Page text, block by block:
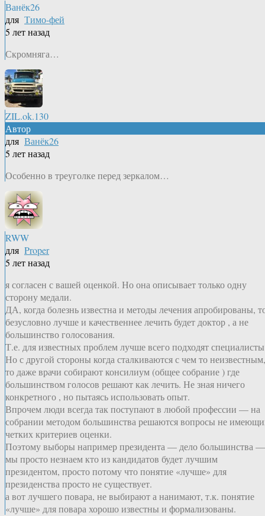
Ванёк26
для Тимо-фей
5 лет назад
Скромняга…
ZIL.ok.130
Автор
для Ванёк26
5 лет назад
Особенно в треуголке перед зеркалом…
RWW
для Proper
5 лет назад
я согласен с вашей оценкой. Но она описывает только одну
сторону медали.
ДА, когда болезнь известна и методы лечения апробированы,
безусловно лучше и качественнее лечить будет доктор , а не
большинство голосования.
Т.е. для известных проблем лучше всего подходят
Но с другой стороны когда сталкиваются с чем то неизвестным,
то даже врачи собирают консилиум (общее собрание ) где
большинством голосов решают как лечить. Не зная ничего
конкретного , но пытаясь использовать опыт.
Впрочем люди всегда так поступают в любой профессии — на
собрании методом большинства решаются вопросы не
четких критериев оценки.
Поэтому выборы например президента — дело большинства —
мы просто незнаем кто из кандидатов будет лучшим
президентом, просто потому что понятие «лучше» для
президенства просто не существует.
а вот лучшего повара, не выбирают а нанимают, т.к. понятие
«лучше» для повара хорошо известны и формализованы.